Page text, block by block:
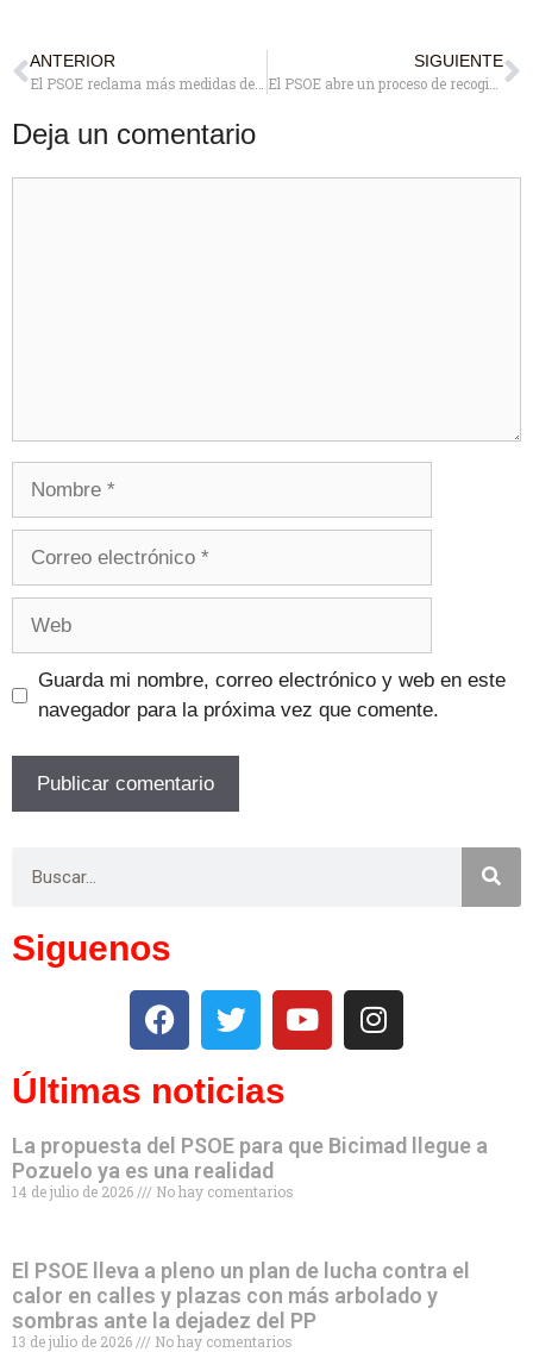
ANTERIOR
El PSOE reclama más medidas de apoyo al pequeño comercio local
SIGUIENTE
El PSOE abre un proceso de recogida de propuestas para la elaboración del presupuesto municipal del 2020
Deja un comentario
Guarda mi nombre, correo electrónico y web en este
navegador para la próxima vez que comente.
Siguenos
Últimas noticias
La propuesta del PSOE para que Bicimad llegue a
Pozuelo ya es una realidad
14 de julio de 2026 No hay comentarios
El PSOE lleva a pleno un plan de lucha contra el
calor en calles y plazas con más arbolado y
sombras ante la dejadez del PP
13 de julio de 2026 No hay comentarios